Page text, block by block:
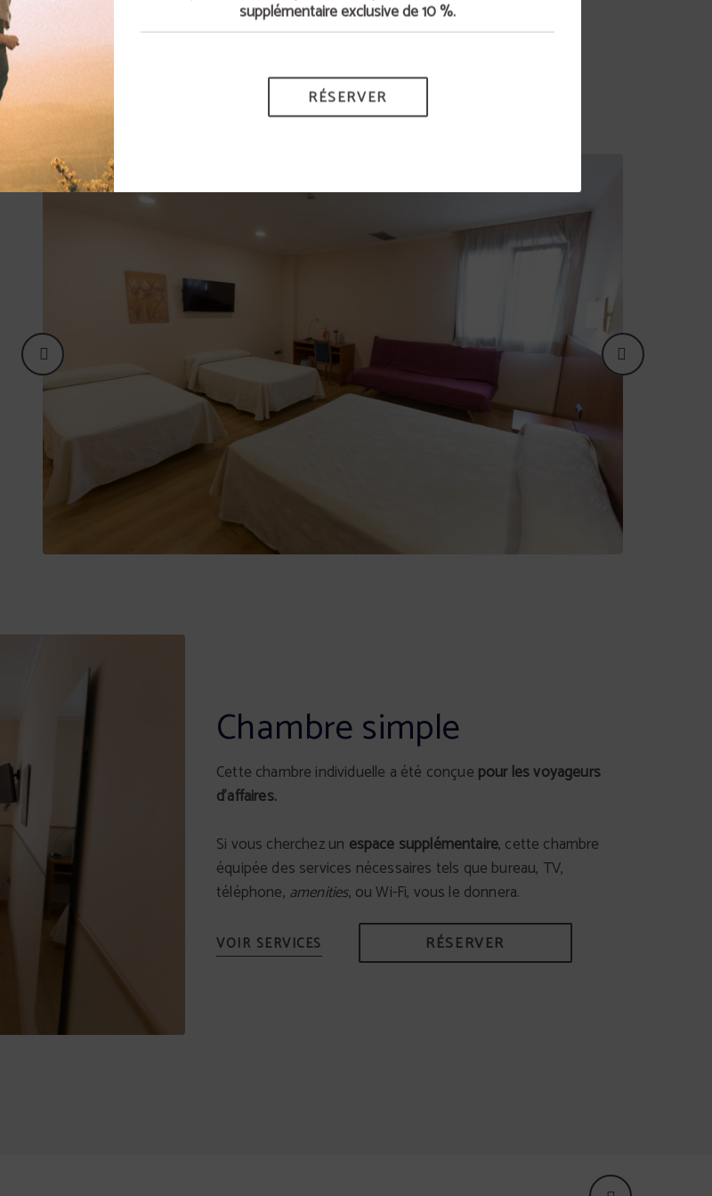
Chambre simple
Cette chambre individuelle a été conçue pour les voyageurs
d’affaires.
Si vous cherchez un espace supplémentaire, cette chambre
équipée des services nécessaires tels que bureau, TV,
téléphone, amenities, ou Wi-Fi, vous le donnera.
RÉSERVER
supplémentaire exclusive de 10 %.
RÉSERVER